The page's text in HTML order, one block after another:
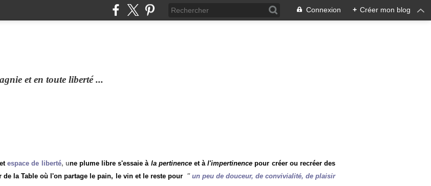
Connexion + Créer mon blog
et en toute liberté ...
espace de liberté, une plume libre s'essaie à la pertinenceet àl'impertinence pour créer ou recréer des
de la Table où l'on partage le pain, le vin et le reste pour "un peu de douceur, de convivialité, de plaisir